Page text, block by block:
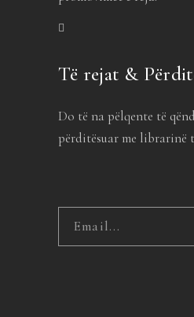
Të rejat &
Do të na pëlqente të
përditësuar me librarinë